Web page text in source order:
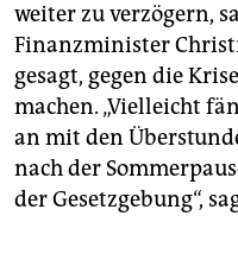
weiter zu verzögern,
Finanzminister
gesagt, gegen die
machen. „Vielleicht
an mit den
nach der
der Gesetzgebung“,